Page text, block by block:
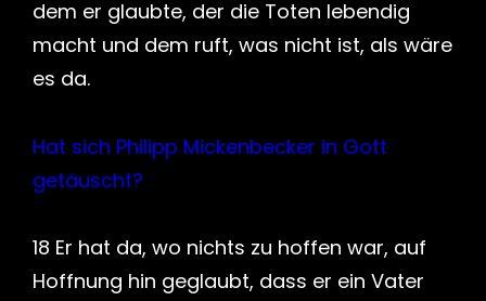
dem er glaubte, der die Toten lebendig
macht und dem ruft, was nicht ist, als wäre
es da.
Hat sich Philipp Mickenbecker in Gott
getäuscht?
18 Er hat da, wo nichts zu hoffen war, auf
Hoffnung hin geglaubt, dass er ein Vater